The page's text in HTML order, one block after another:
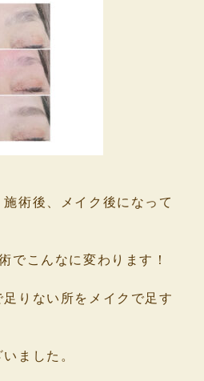
術後、メイク後になって
でこんなに変わります！
りない所をメイクで足す
ました。